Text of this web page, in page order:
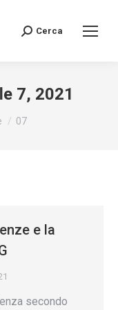
Search:
Cerca
7, 2021
07
e la
secondo